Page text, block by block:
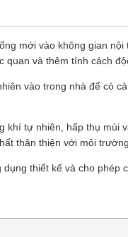
mới vào không gian
và thêm tính cách
vào trong nhà để có
tự nhiên, hấp thụ mùi
thân thiện với môi trường.
thiết kế và cho phép